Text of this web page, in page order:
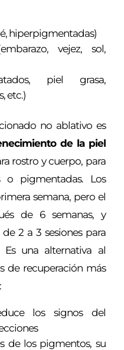
hiperpigmentadas)
vejez, sol,
piel grasa,
etc.)
no ablativo es
de la piel
rostro y cuerpo, para
pigmentadas. Los
semana, pero el
de 6 semanas, y
2 a 3 sesiones para
una alternativa al
de recuperación más
los signos del
de los pigmentos, su